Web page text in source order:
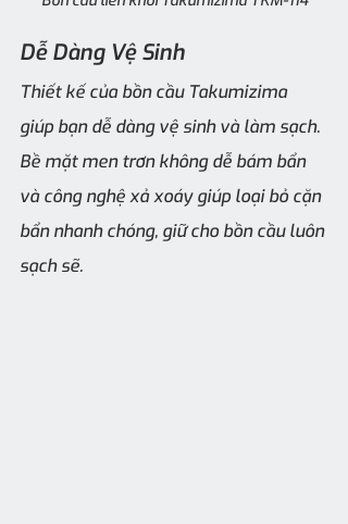
Dễ Dàng Vệ Sinh
Thiết kế của bồn cầu Takumizima
giúp bạn dễ dàng vệ sinh và làm sạch.
Bề mặt men trơn không dễ bám bẩn
và công nghệ xả xoáy giúp loại bỏ cặn
bẩn nhanh chóng, giữ cho bồn cầu luôn
sạch sẽ.